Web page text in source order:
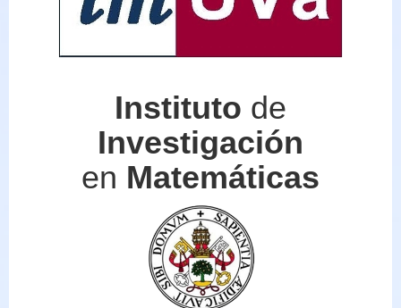
Instituto de
Investigación
en Matemáticas